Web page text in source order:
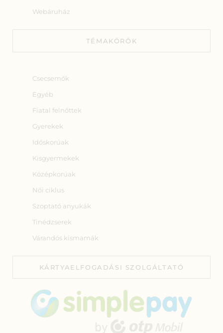
Webáruház
TÉMAKÖRÖK
Csecsemők
Egyéb
Fiatal felnőttek
Gyerekek
Időskorúak
Kisgyermekek
Középkorúak
Női ciklus
Szoptató anyukák
Tinédzserek
Várandós kismamák
KÁRTYAELFOGADÁSI SZOLGÁLTATÓ